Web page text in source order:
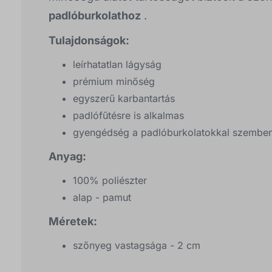
padlóburkolathoz .
Tulajdonságok:
leírhatatlan lágyság
prémium minőség
egyszerű karbantartás
padlófűtésre is alkalmas
gyengédség a padlóburkolatokkal
Anyag:
100% poliészter
alap - pamut
Méretek:
szőnyeg vastagsága - 2 cm